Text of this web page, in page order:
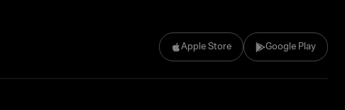
Apple Store Google Play